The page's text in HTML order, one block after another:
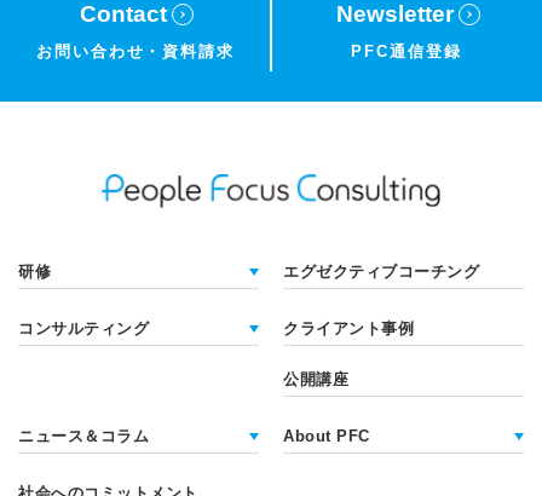
Contact
お問い合わせ・ 資料請求
Newsletter
PFC通信登録
研修 エグゼクティブコーチング
コンサルティング クライアント事例
公開講座
ニュース＆コラム About PFC